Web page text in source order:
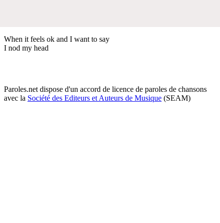
When it feels ok and I want to say
I nod my head
Paroles.net dispose d'un accord de licence de paroles de chansons
avec la Société des Editeurs et Auteurs de Musique (SEAM)